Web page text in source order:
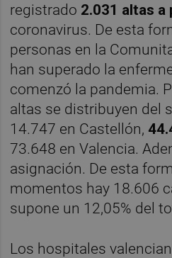
registrado 2.031 altas a
coronavirus. De esta
personas en la
han superado la
comenzó la pandemia.
altas se distribuyen del
14.747 en Castellón,
73.648 en Valencia.
asignación. De esta
momentos hay 18.606
supone un 12,05% del
Los hospitales